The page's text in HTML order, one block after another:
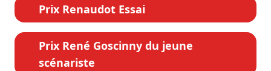
Prix Renaudot Essai
Prix René Goscinny du jeune
scénariste